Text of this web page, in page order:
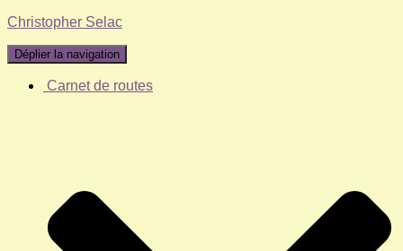
Christopher Selac
Déplier la navigation
Carnet de routes